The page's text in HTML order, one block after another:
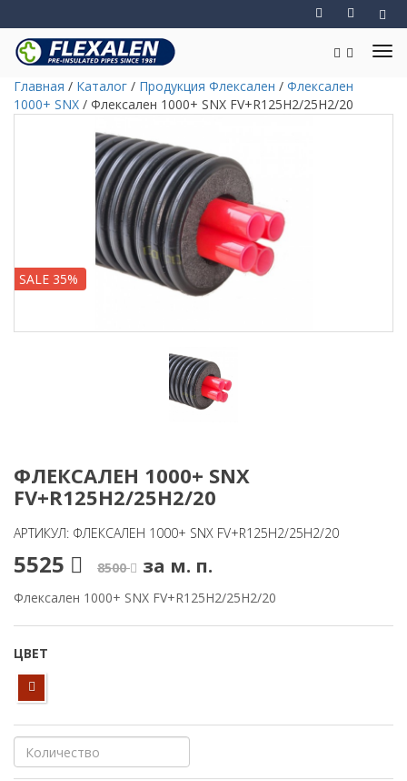
Главная / Каталог / Продукция Флексален / Флексален
1000+ SNX / Флексален 1000+ SNX FV+R125H2/25H2/20
SALE 35%
ФЛЕКСАЛЕН 1000+ SNX
FV+R125H2/25H2/20
АРТИКУЛ: ФЛЕКСАЛЕН 1000+ SNX FV+R125H2/25H2/20
5525 8500 за м. п.
Флексален 1000+ SNX FV+R125H2/25H2/20
ЦВЕТ